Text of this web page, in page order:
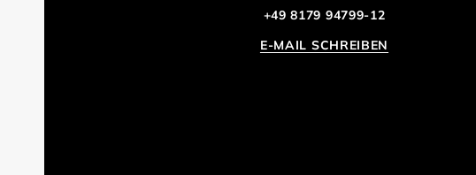
+49 8179 94799-12
E-MAIL SCHREIBEN